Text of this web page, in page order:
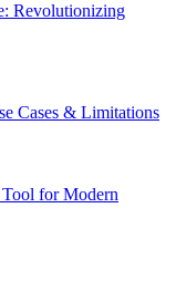
Revolutionizing
Cases & Limitations
for Modern